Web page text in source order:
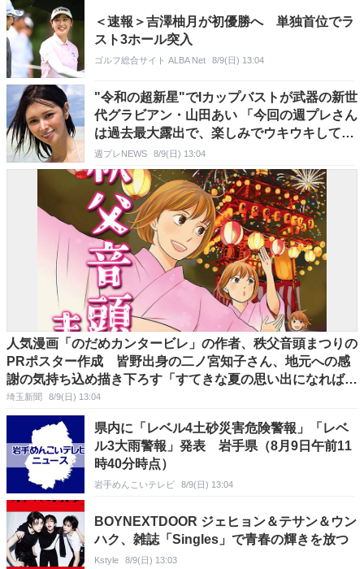
＜速報＞吉澤柚月が初優勝へ 単独首位でラ
スト3ホール突入
ゴルフ総合サイト ALBA Net 8/9(日) 13:04
"令和の超新星"でIカップバストが武器の新世
代グラビアン・山田あい 「今回の週プレさん
は過去最大露出で、楽しみでウキウキしてい
ました」
週プレNEWS 8/9(日) 13:04
人気漫画「のだめカンタービレ」の作者、秩父音頭まつりの
PRポスター作成 皆野出身の二ノ宮知子さん、地元への感
謝の気持ち込め描き下ろす「すてきな夏の思い出になれば幸
い」 今年は14日に開催
埼玉新聞 8/9(日) 13:04
県内に「レベル4土砂災害危険警報」「レベ
ル3大雨警報」発表 岩手県（8月9日午前11
時40分時点）
岩手めんこいテレビ 8/9(日) 13:04
BOYNEXTDOOR ジェヒョン＆テサン＆ウン
ハク、雑誌「Singles」で青春の輝きを放つ
Kstyle 8/9(日) 13:03